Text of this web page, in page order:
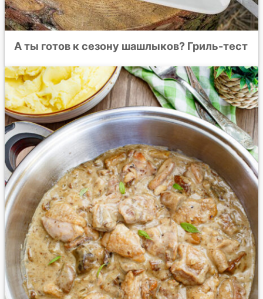
А ты готов к сезону шашлыков? Гриль-тест